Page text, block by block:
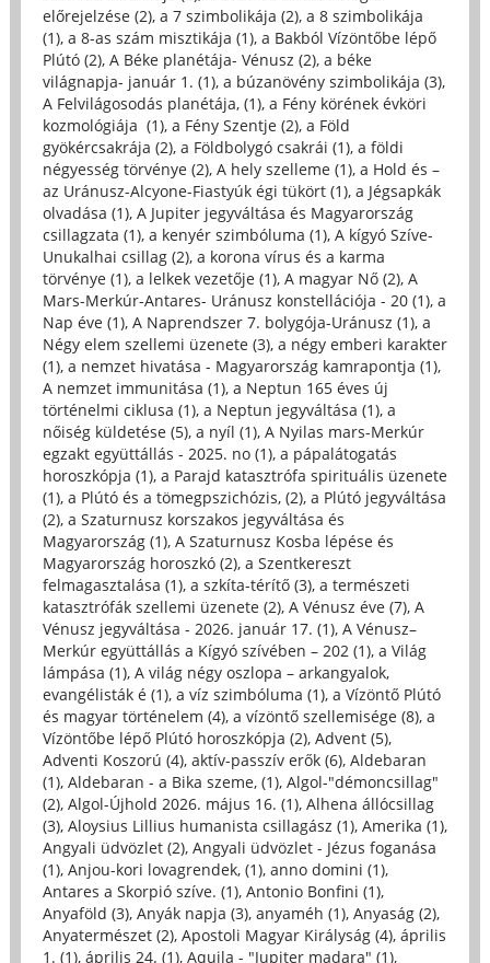
előrejelzése (2), a 7 szimbolikája (2), a 8 szimbolikája
(1), a 8-as szám misztikája (1), a Bakból Vízöntőbe lépő
Plútó (2), A Béke planétája- Vénusz (2), a béke
világnapja- január 1. (1), a búzanövény szimbolikája (3),
A Felvilágosodás planétája, (1), a Fény körének évköri
kozmológiája (1), a Fény Szentje (2), a Föld
gyökércsakrája (2), a Földbolygó csakrái (1), a földi
négyesség törvénye (2), A hely szelleme (1), a Hold és –
az Uránusz-Alcyone-Fiastyúk égi tükört (1), a Jégsapkák
olvadása (1), A Jupiter jegyváltása és Magyarország
csillagzata (1), a kenyér szimbóluma (1), A kígyó Szíve-
Unukalhai csillag (2), a korona vírus és a karma
törvénye (1), a lelkek vezetője (1), A magyar Nő (2), A
Mars-Merkúr-Antares- Uránusz konstellációja - 20 (1), a
Nap éve (1), A Naprendszer 7. bolygója-Uránusz (1), a
Négy elem szellemi üzenete (3), a négy emberi karakter
(1), a nemzet hivatása - Magyarország kamrapontja (1),
A nemzet immunitása (1), a Neptun 165 éves új
történelmi ciklusa (1), a Neptun jegyváltása (1), a
nőiség küldetése (5), a nyíl (1), A Nyilas mars-Merkúr
egzakt együttállás - 2025. no (1), a pápalátogatás
horoszkópja (1), a Parajd katasztrófa spirituális üzenete
(1), a Plútó és a tömegpszichózis, (2), a Plútó jegyváltása
(2), a Szaturnusz korszakos jegyváltása és
Magyarország (1), A Szaturnusz Kosba lépése és
Magyarország horoszkó (2), a Szentkereszt
felmagasztalása (1), a szkíta-térítő (3), a természeti
katasztrófák szellemi üzenete (2), A Vénusz éve (7), A
Vénusz jegyváltása - 2026. január 17. (1), A Vénusz–
Merkúr együttállás a Kígyó szívében – 202 (1), a Világ
lámpása (1), A világ négy oszlopa – arkangyalok,
evangélisták é (1), a víz szimbóluma (1), a Vízöntő Plútó
és magyar történelem (4), a vízöntő szellemisége (8), a
Vízöntőbe lépő Plútó horoszkópja (2), Advent (5),
Adventi Koszorú (4), aktív-passzív erők (6), Aldebaran
(1), Aldebaran - a Bika szeme, (1), Algol-"démoncsillag"
(2), Algol-Újhold 2026. május 16. (1), Alhena állócsillag
(3), Aloysius Lillius humanista csillagász (1), Amerika (1),
Angyali üdvözlet (2), Angyali üdvözlet - Jézus foganása
(1), Anjou-kori lovagrendek, (1), anno domini (1),
Antares a Skorpió szíve. (1), Antonio Bonfini (1),
Anyaföld (3), Anyák napja (3), anyaméh (1), Anyaság (2),
Anyatermészet (2), Apostoli Magyar Királyság (4), április
1. (1), április 24. (1), Aquila - "Jupiter madara" (1),